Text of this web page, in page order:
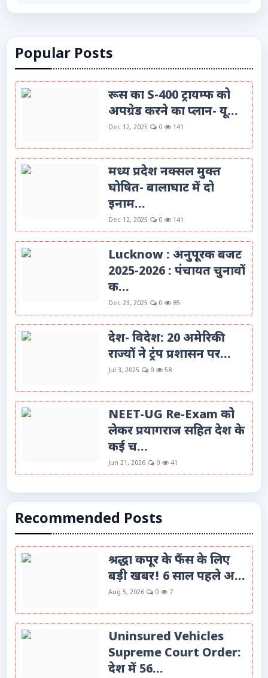
Popular Posts
रूस का S-400 ट्रायम्फ को
अपग्रेड करने का प्लान- यू...
Dec 12, 2025 0 141
मध्य प्रदेश नक्सल मुक्त
घोषित- बालाघाट में दो
इनाम...
Dec 12, 2025 0 141
Lucknow : अनुपूरक बजट
2025-2026 : पंचायत चुनावों
क...
Dec 23, 2025 0 85
देश- विदेश: 20 अमेरिकी
राज्यों ने ट्रंप प्रशासन पर...
Jul 3, 2025 0 58
NEET-UG Re-Exam को
लेकर प्रयागराज सहित देश के
कई च...
Jun 21, 2026 0 41
Recommended Posts
श्रद्धा कपूर के फैंस के लिए
बड़ी खबर! 6 साल पहले अ...
Aug 5, 2026 0 7
Uninsured Vehicles
Supreme Court Order:
देश में 56...